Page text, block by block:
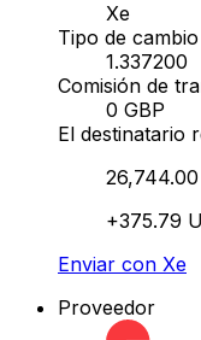
Xe
Tipo de cambio
1.337200
Comisión de
0 GBP
El destinatario
+375.79
Enviar con Xe
Proveedor